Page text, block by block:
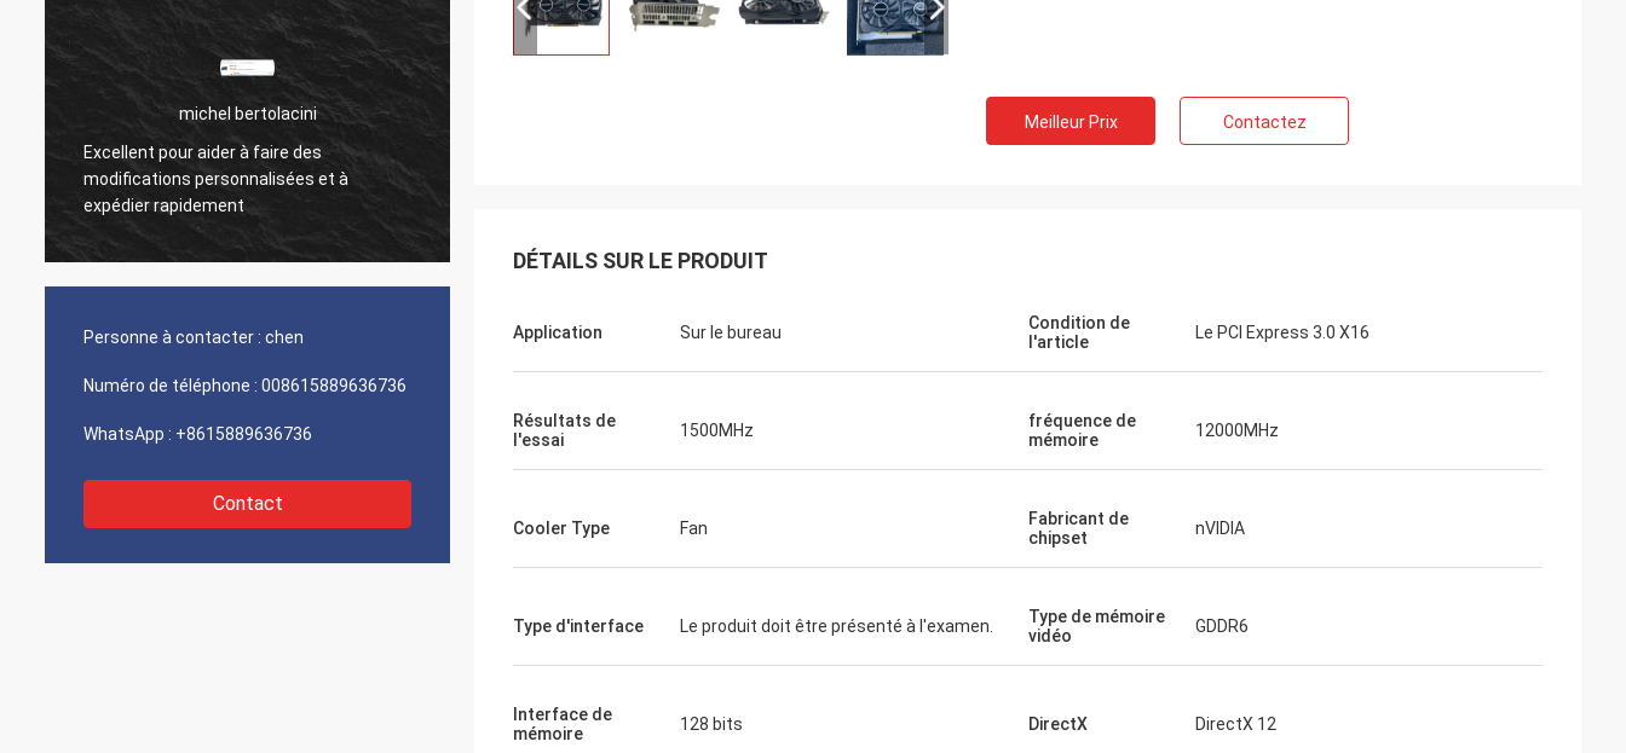
michel bertolacini
Excellent pour aider à faire des
modifications personnalisées et à
expédier rapidement
Personne à contacter : chen
Numéro de téléphone : 008615889636736
WhatsApp : +8615889636736
Contact
Meilleur Prix Contactez
DÉTAILS SUR LE PRODUIT
Application Sur le bureau
Condition de
l'article
Le PCI Express 3.0 X16
Résultats de
l'essai
1500MHz
fréquence de
mémoire
12000MHz
Cooler Type Fan
Fabricant de
chipset
nVIDIA
Type d'interface Le produit doit être présenté à l'examen.
Type de mémoire
vidéo
GDDR6
Interface de
mémoire
128 bits DirectX DirectX 12